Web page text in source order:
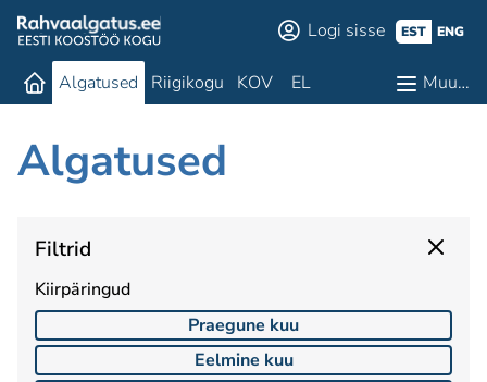
Logi sisse EST ENG
Algatused Riigikogu KOV EL Muu…
Algatused
Filtrid
Kiirpäringud
Praegune kuu
Eelmine kuu